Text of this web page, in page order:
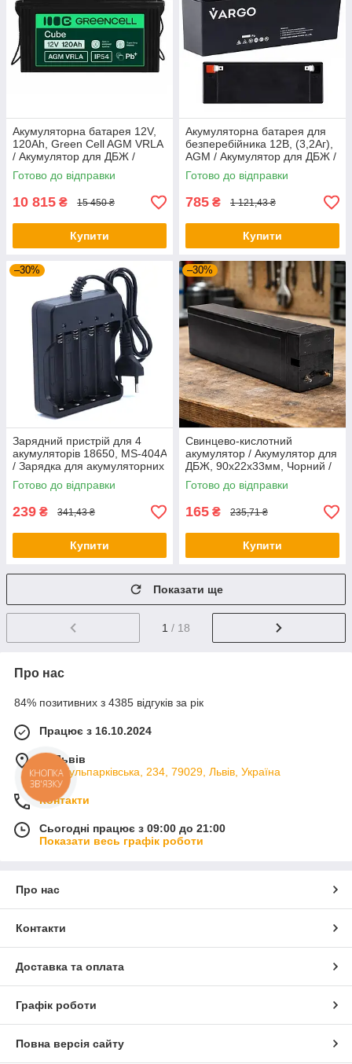
Акумуляторна батарея 12V,
120Ah, Green Cell AGM VRLA
/ Акумулятор для ДБЖ /
Акумулятор AGM
Готово до відправки
10 815 ₴ 15 450 ₴
Купити
Акумуляторна батарея для
безперебійника 12В, (3,2Аг),
AGM / Акумулятор для ДБЖ /
Акумулятор для сигналізації
Готово до відправки
785 ₴ 1 121,43 ₴
Купити
–30%
Зарядний пристрій для 4
акумуляторів 18650, MS-404A
/ Зарядка для акумуляторних
батарей
Готово до відправки
239 ₴ 341,43 ₴
Купити
–30%
Свинцево-кислотний
акумулятор / Акумулятор для
ДБЖ, 90х22х33мм, Чорний /
Акумуляторна батарея 1200
мАг
Готово до відправки
165 ₴ 235,71 ₴
Купити
Показати ще
1 / 18
Про нас
84% позитивних з 4385 відгуків за рік
Працює з 16.10.2024
м. Львів
вул. Кульпарківська, 234, 79029, Львів, Україна
Контакти
Сьогодні працює з 09:00 до 21:00
Показати весь графік роботи
Про нас
Контакти
Доставка та оплата
Графік роботи
Повна версія сайту
КНОПКА
ЗВ'ЯЗКУ